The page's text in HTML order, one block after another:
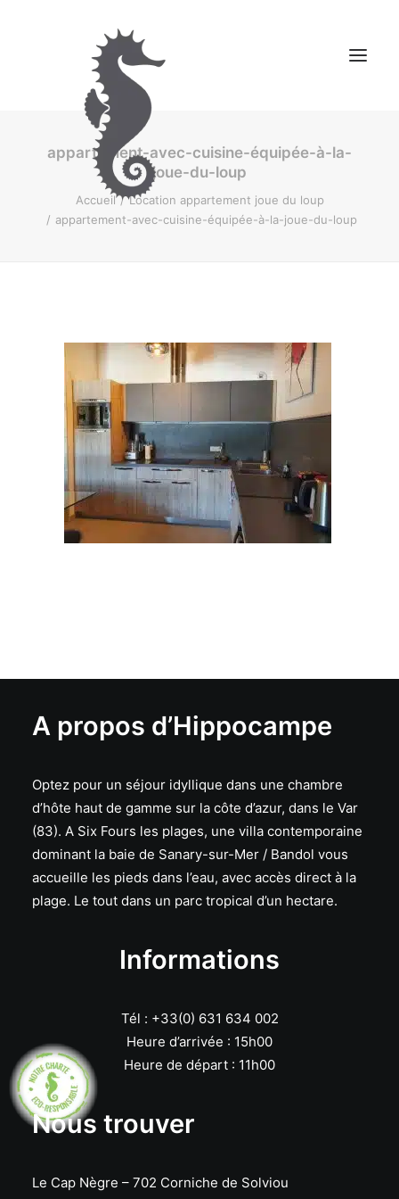
NOS CHAMBRES D’HÔTES
CONTACT
appartement-avec-cuisine-équipée-à-la-
joue-du-loup
Accueil
Location appartement joue du loup
appartement-avec-cuisine-équipée-à-la-joue-du-loup
A propos d’Hippocampe
Optez pour un séjour idyllique dans une chambre
d’hôte haut de gamme sur la côte d’azur, dans le Var
(83). A Six Fours les plages, une villa contemporaine
dominant la baie de Sanary-sur-Mer / Bandol vous
accueille les pieds dans l’eau, avec accès direct à la
plage. Le tout dans un parc tropical d’un hectare.
Informations
Tél : +33(0) 631 634 002
Heure d’arrivée : 15h00
Heure de départ : 11h00
Nous trouver
Le Cap Nègre – 702 Corniche de Solviou